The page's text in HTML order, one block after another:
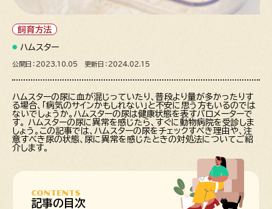
飼育方法
ハムスター
公開日：2023.10.05 更新日：2024.02.15
ハムスターの尿に血が混じっていたり、普段より量が多かったりす
る場合、「病気のサインかもしれない」と不安に思う方もいるのでは
ないでしょうか。ハムスターの尿は健康状態を表すバロメーターで
す。 ハムスターの尿に異常を感じたら、すぐに動物病院を受診しま
しょう。この記事では、ハムスターの尿をチェックすべき理由や、注
意すべき尿の状態、尿に異常を感じたときの対処法についてご紹
介します。
CONTENTS
記事の目次